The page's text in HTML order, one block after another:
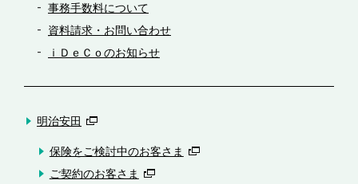
事務手数料について
資料請求・お問い合わせ
ｉＤｅＣｏのお知らせ
明治安田
保険をご検討中のお客さま
ご契約のお客さま